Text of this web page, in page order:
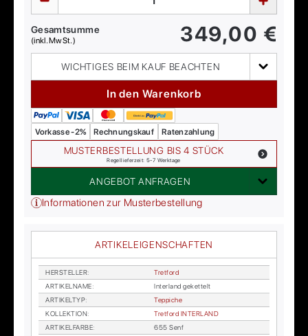
Gesamtsumme
(inkl. MwSt.) 349,00 €
WICHTIGES BEIM KAUF BEACHTEN
In den Warenkorb
Vorkasse -2% Rechnungskauf Ratenzahlung
MUSTERBESTELLUNG BIS 4 STÜCK
Regellieferzeit: 5-7 Werktage
ANGEBOT ANFRAGEN
Informationen zur Musterbestellung
ARTIKELEIGENSCHAFTEN
HER­STEL­LER:
Tret­ford
AR­TI­KEL­NA­ME:
In­ter­land ge­ket­telt
AR­TI­KEL­TYP:
Tep­pi­che
KOL­LEK­TI­ON:
Tret­ford IN­TER­LAND
AR­TI­KEL­FAR­BE:
655 Senf